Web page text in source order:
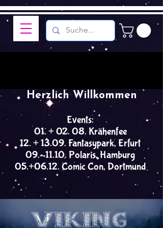
Events:
01. + 02. 08. Krähenfee
12. + 13.09. Fantasypark, Erfurt
09.-11.10. Polaris, Hamburg
05.+06.12. Comic Con, Dortmund
Herzlich Willkommen